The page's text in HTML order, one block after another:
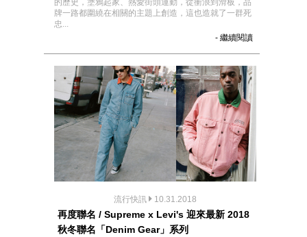
的歷史，塗鴉起家、熱愛街頭運動，從衝浪到滑板，品
牌一路都圍繞在相關的主題上創造，這也造就了一群死
忠...
- 繼續閱讀
流行快訊 10.31.2018
再度聯名 / Supreme x Levi's 迎來最新 2018
秋冬聯名「Denim Gear」系列